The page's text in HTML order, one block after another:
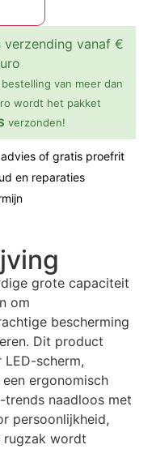
verzending vanaf €
bestelling van meer dan
wordt het pakket
verzonden!
of gratis proefrit
en reparaties
grote capaciteit
om
bescherming
Dit product
scherm,
ergonomisch
naadloos met
persoonlijkheid,
rugzak wordt